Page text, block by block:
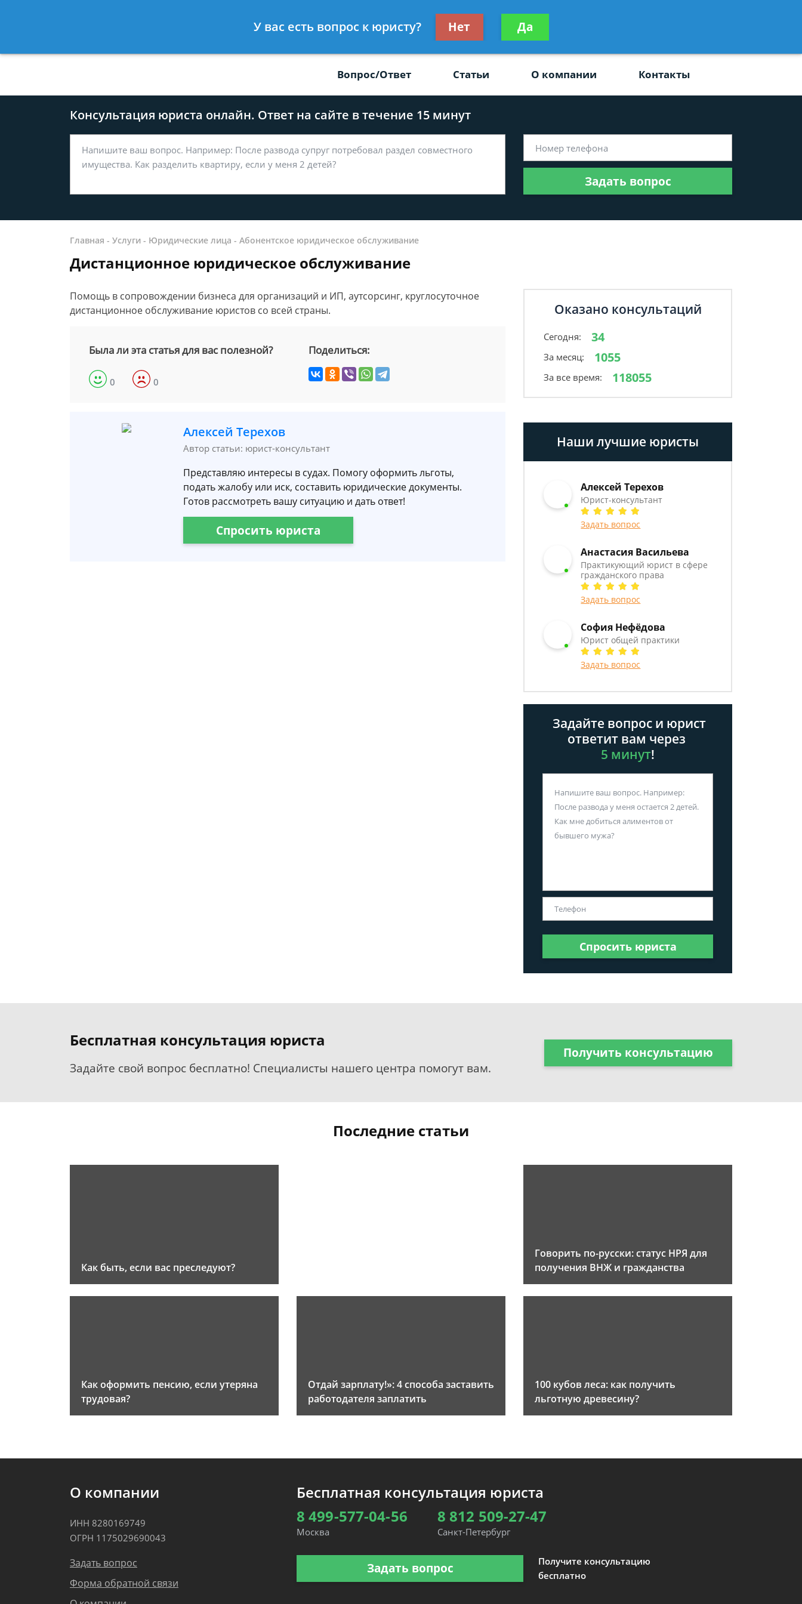
8 812 509-27-47
Получите консультацию
бесплатно
Вопрос/Ответ Статьи О компании Контакты
Консультация юриста онлайн. Ответ на сайте в течение 15 минут
Задать вопрос
Главная - Услуги - Юридические лица - Абонентское юридическое обслуживание
Дистанционное юридическое обслуживание
Помощь в сопровождении бизнеса для организаций и ИП, аутсорсинг, круглосуточное
дистанционное обслуживание юристов со всей страны.
Была ли эта статья для вас полезной?
0 0
Поделиться:
Алексей Терехов
Автор статьи: юрист-консультант
Представляю интересы в судах. Помогу оформить льготы,
подать жалобу или иск, составить юридические документы.
Готов рассмотреть вашу ситуацию и дать ответ!
Спросить юриста
Оказано консультаций
Сегодня: 34
За месяц: 1055
За все время: 118055
Наши лучшие юристы
Алексей Терехов
Юрист-консультант
Задать вопрос
Анастасия Васильева
Практикующий юрист в сфере
гражданского права
Задать вопрос
София Нефёдова
Юрист общей практики
Задать вопрос
Задайте вопрос и юрист
ответит вам через
5 минут!
Спросить юриста
Бесплатная консультация юриста
Задайте свой вопрос бесплатно! Специалисты нашего центра помогут вам.
Получить консультацию
Последние статьи
Как быть, если вас преследуют?
Говорить по-русски: статус НРЯ для
получения ВНЖ и гражданства
Как оформить пенсию, если утеряна
трудовая?
Отдай зарплату!»: 4 способа заставить
работодателя заплатить
100 кубов леса: как получить
льготную древесину?
О компании
ИНН 8280169749
ОГРН 1175029690043
Задать вопрос
Форма обратной связи
Бесплатная консультация юриста
8 499-577-04-56
Москва
8 812 509-27-47
Санкт-Петербург
Задать вопрос
Получите консультацию
бесплатно
У вас есть вопрос к юристу? Нет Да